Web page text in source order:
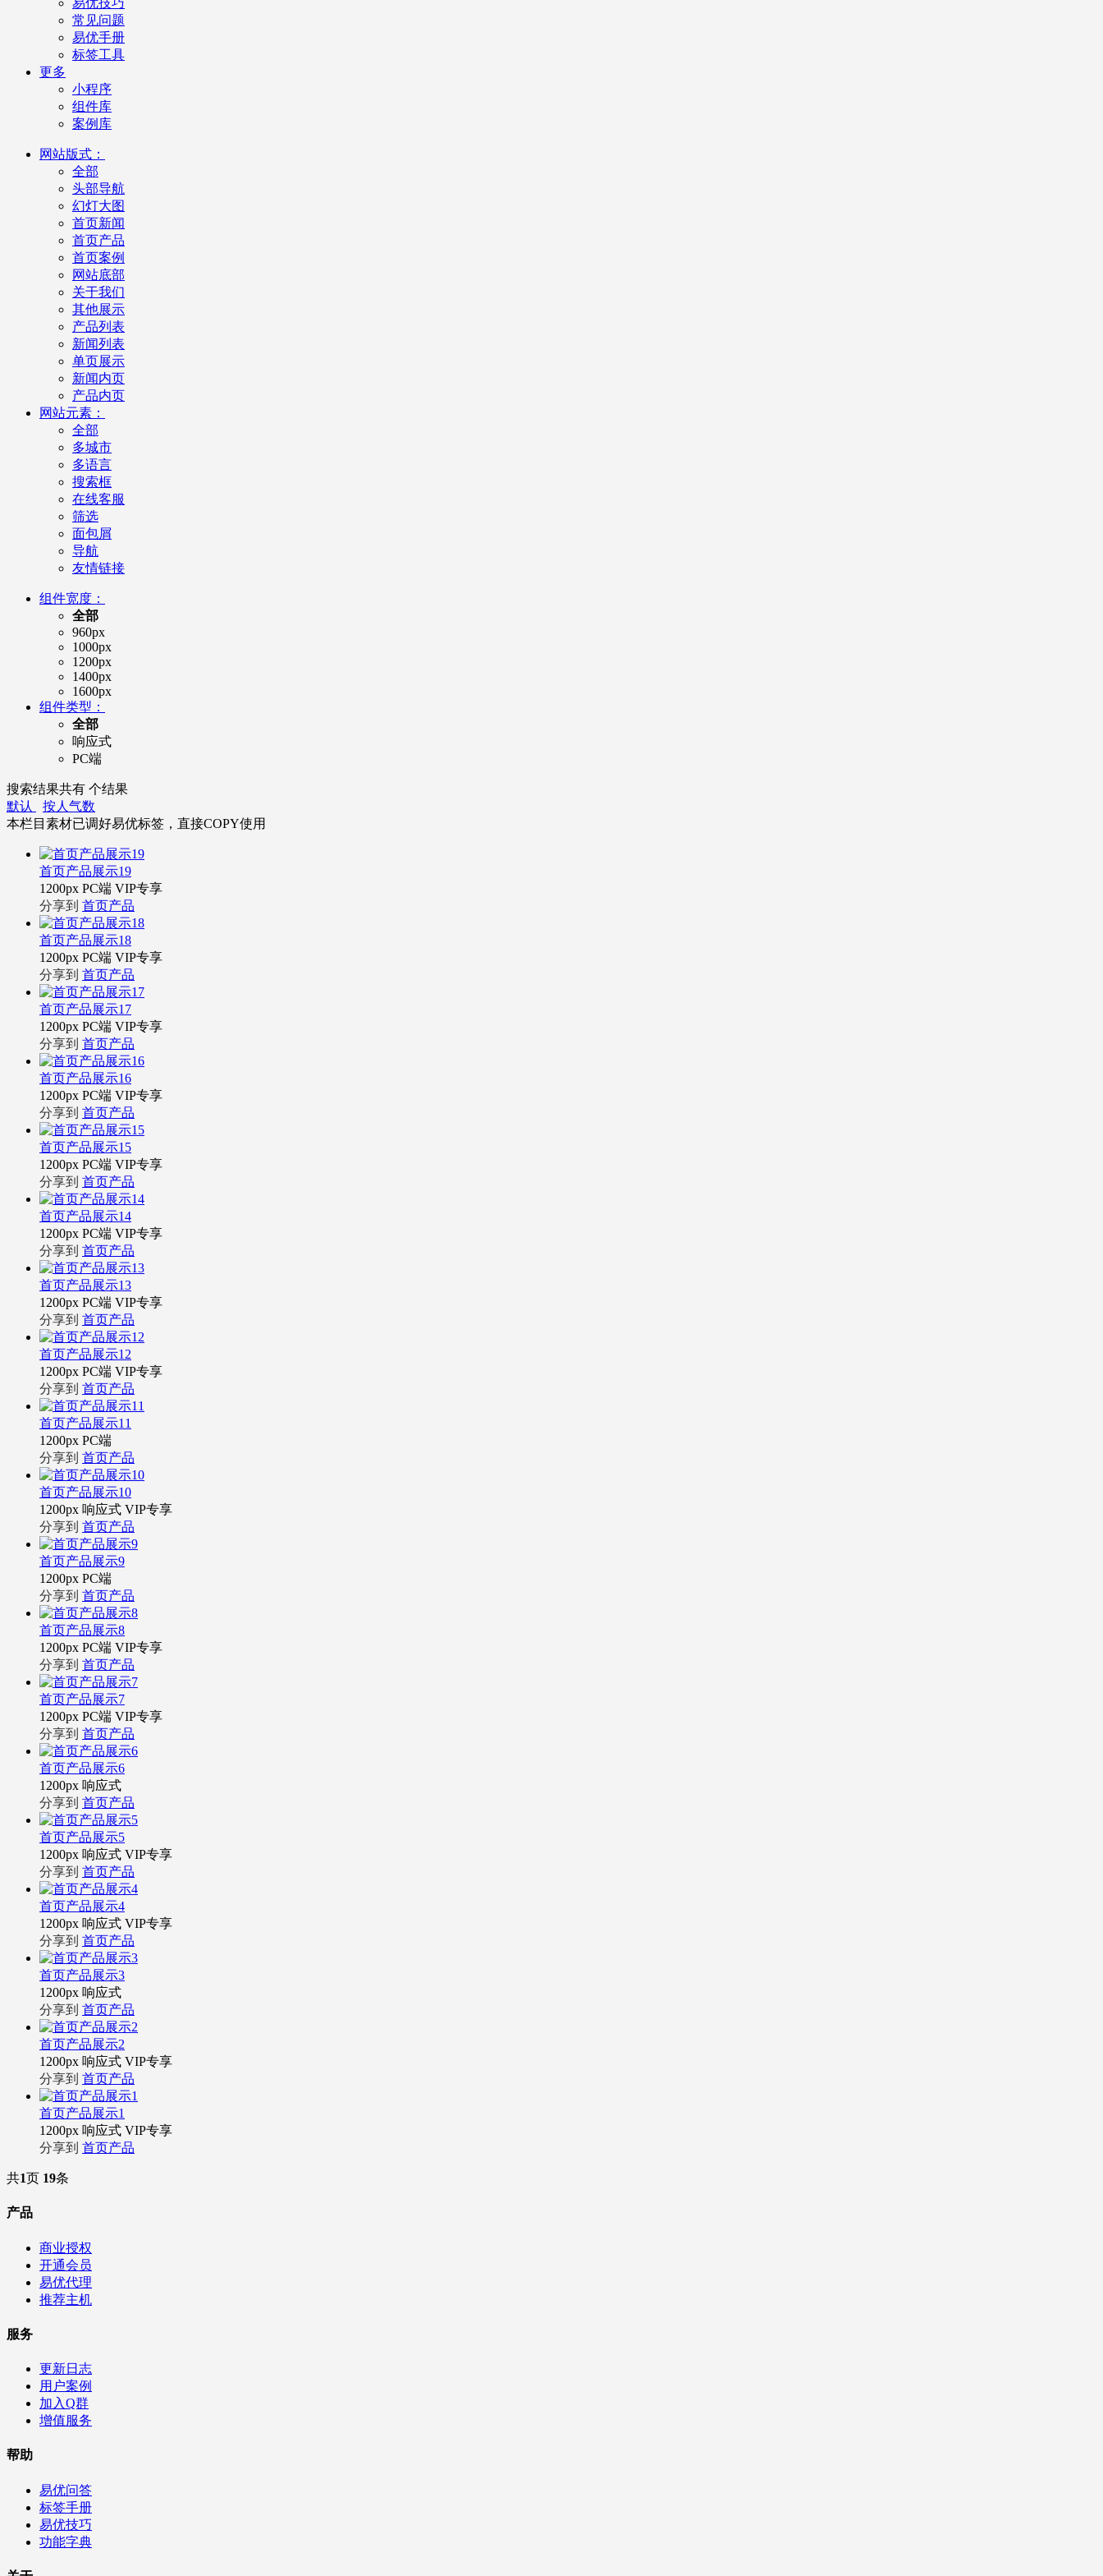
易优技巧
常见问题
易优手册
标签工具
更多
小程序
组件库
案例库
网站版式：
全部
头部导航
幻灯大图
首页新闻
首页产品
首页案例
网站底部
关于我们
其他展示
产品列表
新闻列表
单页展示
新闻内页
产品内页
网站元素：
全部
多城市
多语言
搜索框
在线客服
筛选
面包屑
导航
友情链接
组件宽度：
全部
960px
1000px
1200px
1400px
1600px
组件类型：
全部
响应式
PC端
搜索结果共有 个结果
默认
按人气数
本栏目素材已调好易优标签，直接COPY使用
首页产品展示19
1200px PC端 VIP专享
分享到 首页产品
首页产品展示18
1200px PC端 VIP专享
分享到 首页产品
首页产品展示17
1200px PC端 VIP专享
分享到 首页产品
首页产品展示16
1200px PC端 VIP专享
分享到 首页产品
首页产品展示15
1200px PC端 VIP专享
分享到 首页产品
首页产品展示14
1200px PC端 VIP专享
分享到 首页产品
首页产品展示13
1200px PC端 VIP专享
分享到 首页产品
首页产品展示12
1200px PC端 VIP专享
分享到 首页产品
首页产品展示11
1200px PC端
分享到 首页产品
首页产品展示10
1200px 响应式 VIP专享
分享到 首页产品
首页产品展示9
1200px PC端
分享到 首页产品
首页产品展示8
1200px PC端 VIP专享
分享到 首页产品
首页产品展示7
1200px PC端 VIP专享
分享到 首页产品
首页产品展示6
1200px 响应式
分享到 首页产品
首页产品展示5
1200px 响应式 VIP专享
分享到 首页产品
首页产品展示4
1200px 响应式 VIP专享
分享到 首页产品
首页产品展示3
1200px 响应式
分享到 首页产品
首页产品展示2
1200px 响应式 VIP专享
分享到 首页产品
首页产品展示1
1200px 响应式 VIP专享
分享到 首页产品
共1页 19条
产品
商业授权
开通会员
易优代理
推荐主机
服务
更新日志
用户案例
加入Q群
增值服务
帮助
易优问答
标签手册
易优技巧
功能字典